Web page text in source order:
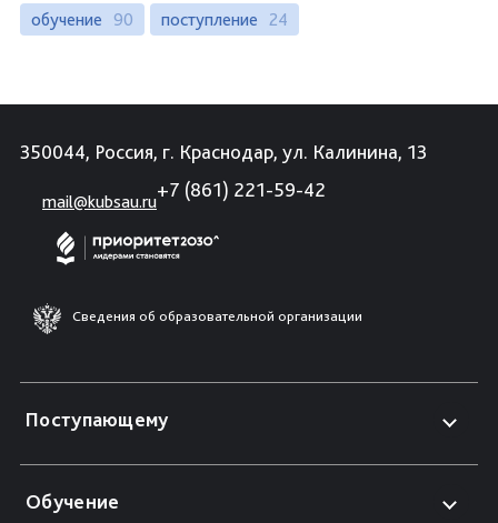
обучение 90 поступление 24
350044, Россия, г. Краснодар, ул. Калинина, 13
mail@kubsau.ru
+7 (861) 221-59-42
Сведения об образовательной организации
Поступающему
Обучение